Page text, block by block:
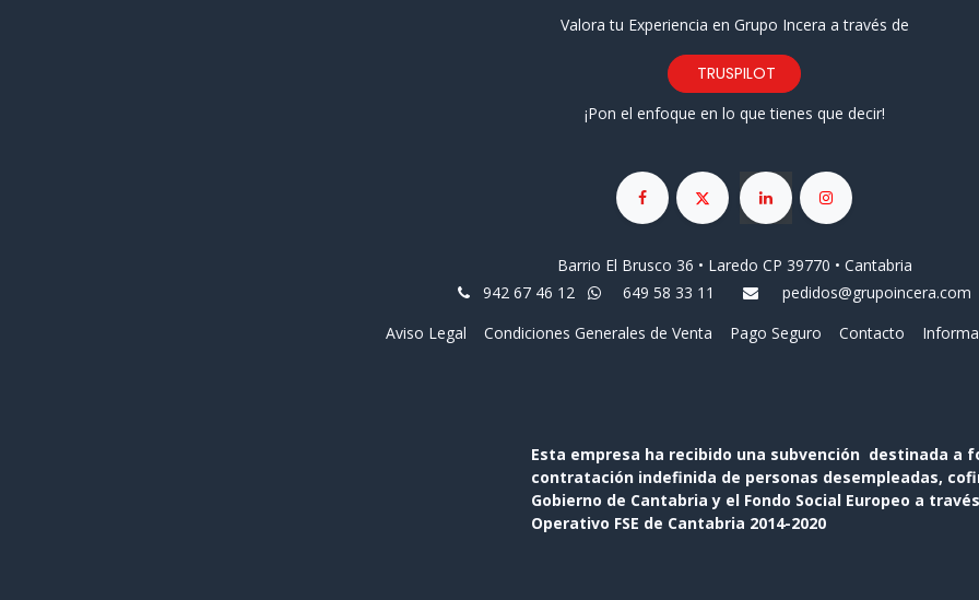
Valora tu Experiencia en Grupo Incera a través de
TRUSPILOT
¡Pon el enfoque en lo que tienes que decir!
Barrio El Brusco 36 • Laredo CP 39770 • Cantabria
942 67 46 12
649 58 33 11
pedidos@grupoincera.com
Aviso Legal
Condiciones Generales de Venta Pago Seguro Contacto
Esta empresa ha recibido una subvención destinada a
contratación indefinida de personas desempleadas,
Gobierno de Cantabria y el Fondo Social Europeo a
Operativo FSE de Cantabria 2014-2020